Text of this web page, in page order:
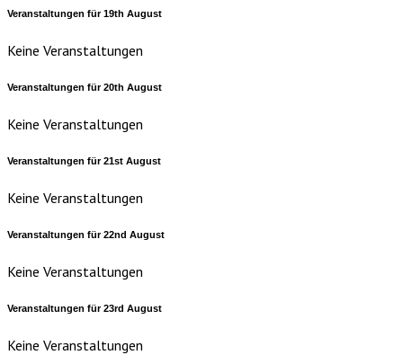
Veranstaltungen für19th August
Keine Veranstaltungen
Veranstaltungen für20th August
Keine Veranstaltungen
Veranstaltungen für21st August
Keine Veranstaltungen
Veranstaltungen für22nd August
Keine Veranstaltungen
Veranstaltungen für23rd August
Keine Veranstaltungen